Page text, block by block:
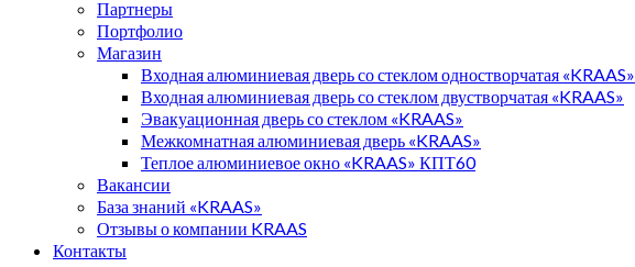
Партнеры
Портфолио
Магазин
Входная алюминиевая дверь со стеклом одностворчатая «KRAAS»
Входная алюминиевая дверь со стеклом двустворчатая «KRAAS»
Эвакуационная дверь со стеклом «KRAAS»
Межкомнатная алюминиевая дверь «KRAAS»
Теплое алюминиевое окно «KRAAS» КПТ60
Вакансии
База знаний «KRAAS»
Отзывы о компании KRAAS
Контакты